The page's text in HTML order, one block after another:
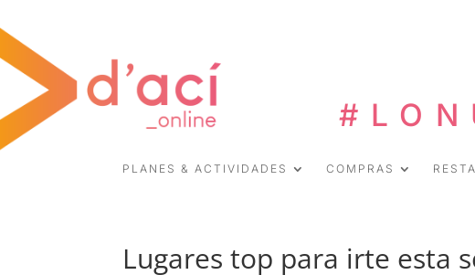
PLANES & ACTIVIDADES COMPRAS
Lugares top para irte esta